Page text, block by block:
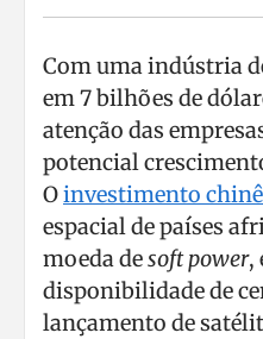
Com uma indústria
em 7 bilhões de
atenção das
potencial
Oinvestimento
espacial de países
moeda desoft power,
disponibilidade de
lançamento de